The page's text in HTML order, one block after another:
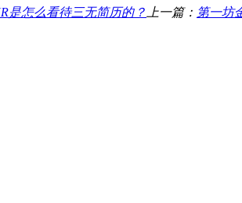
是怎么看待三无简历的？ 上一篇： 第一坊